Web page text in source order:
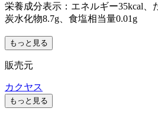
栄養成分表示：エネルギー35kcal、
炭水化物8.7g、食塩相当量0.01g
もっと見る
販売元
カクヤス
もっと見る